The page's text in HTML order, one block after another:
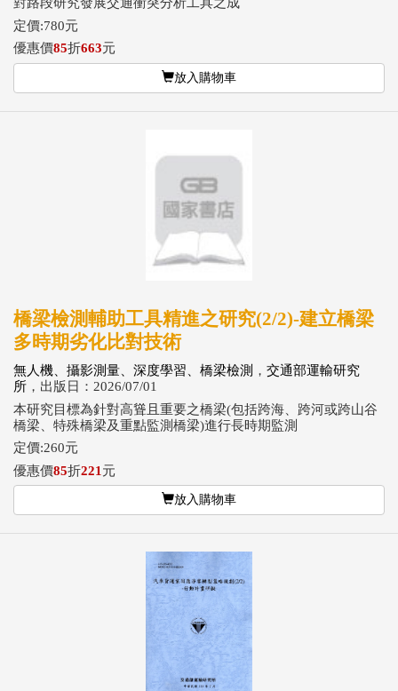
定價:780元
優惠價85折663元
放入購物車
橋梁檢測輔助工具精進之研究(2/2)-建立橋梁
多時期劣化比對技術
無人機、攝影測量、深度學習、橋梁檢測 ， 交通部運輸研究
所 ，出版日：2026/07/01
本研究目標為針對高聳且重要之橋梁(包括跨海、跨河或跨山谷
橋梁、特殊橋梁及重點監測橋梁)進行長時期監測
定價:260元
優惠價85折221 元
放入購物車